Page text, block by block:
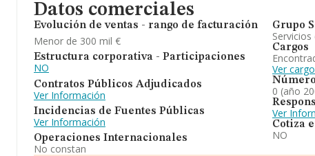
Datos comerciales
Evolución de ventas - rango de facturación
Menor de 300 mil €
Estructura corporativa - Participaciones
NO
Contratos Públicos Adjudicados
Ver Información
Incidencias de Fuentes Públicas
Ver Información
Operaciones Internacionales
No constan
Grupo
Cargos
Ver
0 (año
Ver
Cotiza
NO